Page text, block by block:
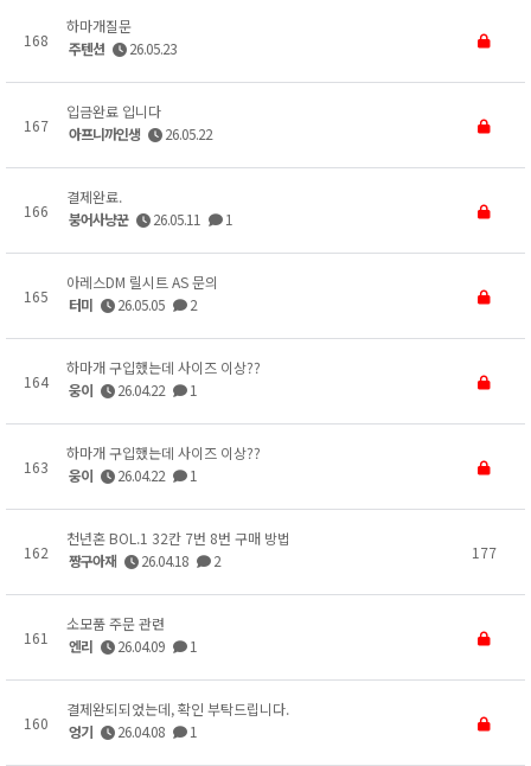
168
하마개질문
주텐션
26.05.23
167
입금완료 입니다
아프니까인생
26.05.22
166
결제완료.
붕어사냥꾼
26.05.11 1
165
아레스DM 릴시트 AS 문의
터미
26.05.05 2
164
하마개 구입했는데 사이즈 이상??
웅이
26.04.22 1
163
하마개 구입했는데 사이즈 이상??
웅이
26.04.22 1
162
천년혼 BOL.1 32칸 7번 8번 구매 방법
짱구아재
26.04.18 2 177
161
소모품 주문 관련
엔리
26.04.09 1
160
결제완되되었는데, 확인 부탁드립니다.
엉기
26.04.08 1